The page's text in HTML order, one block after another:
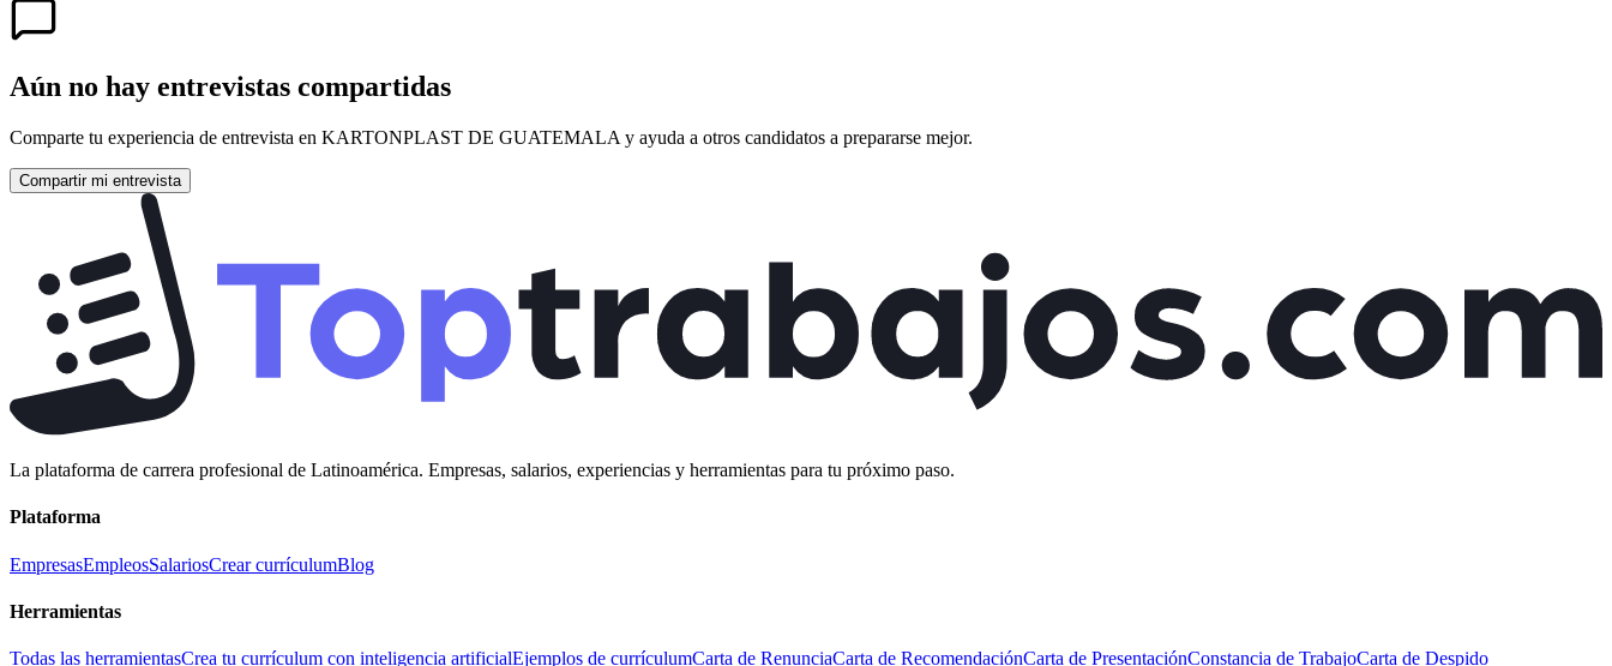
Aún no hay entrevistas compartidas
Comparte tu experiencia de entrevista en KARTONPLAST DE GUATEMALA y ayuda a otros candidatos a prepararse mejor.
Compartir mi entrevista
La plataforma de carrera profesional de Latinoamérica. Empresas, salarios, experiencias y herramientas para tu próximo paso.
Plataforma
EmpresasEmpleosSalariosCrear currículumBlog
Herramientas
Todas las herramientasCrea tu currículum con inteligencia artificialEjemplos de currículumCarta de RenunciaCarta de RecomendaciónCarta de PresentaciónConstancia de TrabajoCarta de Despido